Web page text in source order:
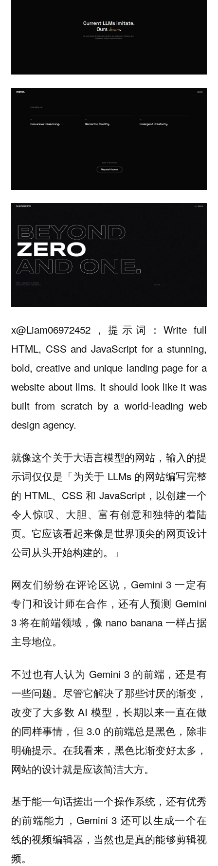
x@Liam06972452，提示词：Write full
HTML, CSS and JavaScript for a stunning,
bold, creative and unique landing page for a
website about llms. It should look like it was
built from scratch by a world-leading web
design agency.
就像这个关于大语言模型的网站，输入的提
示词仅仅是「为关于 LLMs 的网站编写完整
的 HTML、CSS 和 JavaScript，以创建一个
令人惊叹、大胆、富有创意和独特的着陆
页。它应该看起来像是世界顶尖的网页设计
公司从头开始构建的。」
网友们纷纷在评论区说，Gemini 3 一定有
专门和设计师在合作，还有人预测 Gemini
3 将在前端领域，像 nano banana 一样占据
主导地位。
不过也有人认为 Gemini 3 的前端，还是有
一些问题。尽管它解决了那些讨厌的渐变，
改变了大多数 AI 模型，长期以来一直在做
的同样事情，但 3.0 的前端总是黑色，除非
明确提示。在我看来，黑色比渐变好太多，
网站的设计就是应该简洁大方。
基于能一句话搓出一个操作系统，还有优秀
的前端能力，Gemini 3 还可以生成一个在
线的视频编辑器，当然也是真的能够剪辑视
频。